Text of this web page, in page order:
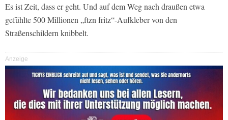
Es ist Zeit, dass er geht. Und auf dem Weg nach draußen etwa
gefühlte 500 Millionen „ftzn fritz“-Aufkleber von den
Straßenschildern knibbelt.
Anzeige